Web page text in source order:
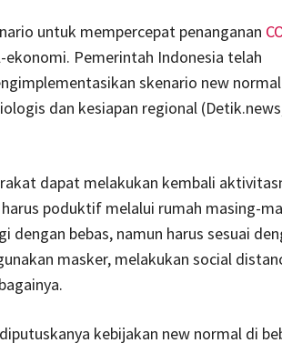
untuk mempercepat penanganan
Pemerintah Indonesia telah
skenario new
dan kesiapan regional
dapat melakukan kembali
poduktif melalui rumah masing-
dengan bebas, namun harus sesuai
masker, melakukan social
kebijakan new normal di